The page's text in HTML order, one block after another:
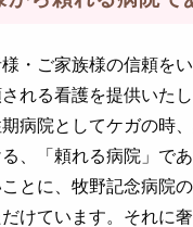
・ご家族様の信頼を
れる看護を提供いた
病院としてケガの時
、「頼れる病院」で
とに、牧野記念病院
けています。それに